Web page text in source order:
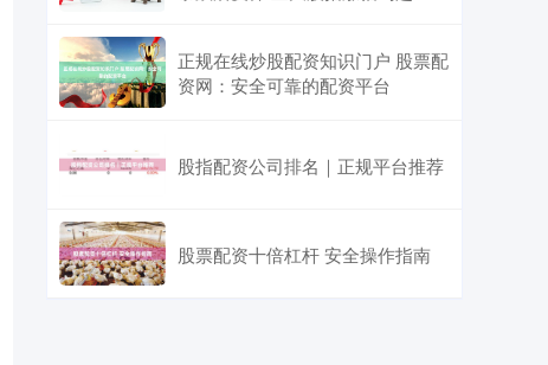
正规在线炒股配资知识门户 股票配
资网：安全可靠的配资平台
股指配资公司排名｜正规平台推荐
股票配资十倍杠杆 安全操作指南